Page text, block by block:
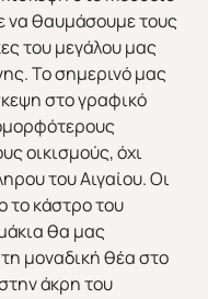
να θαυμάσουμε τους
του μεγάλου μας
Το σημερινό μας
στο γραφικό
οικισμούς, όχι
του Αιγαίου. Οι
το κάστρο του
θα μας
μοναδική θέα στο
άκρη του